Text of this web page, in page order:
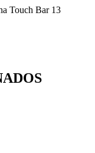
Touch Bar 13